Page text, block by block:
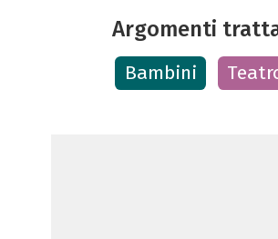
Argomenti
Bambini